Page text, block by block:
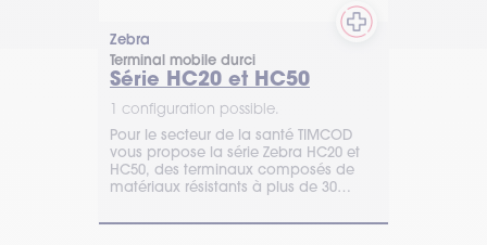
Zebra
Terminal mobile durci
Série HC20 et HC50
1 configuration possible.
Pour le secteur de la santé TIMCOD
vous propose la série Zebra HC20 et
HC50, des terminaux composés de
matériaux résistants à plus de 30